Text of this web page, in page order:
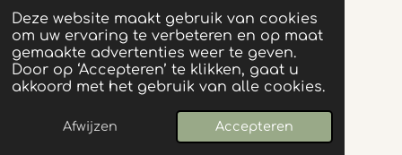
Deze website maakt gebruik van cookies
om uw ervaring te verbeteren en op maat
gemaakte advertenties weer te geven.
Door op ‘Accepteren’ te klikken, gaat u
akkoord met het gebruik van alle cookies.
Afwijzen Accepteren